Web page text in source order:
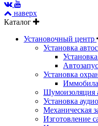
наверх
Каталог
Установочный центр
Установка
Установка
Шумоизоляция
Установка
Механическая
Изготовление